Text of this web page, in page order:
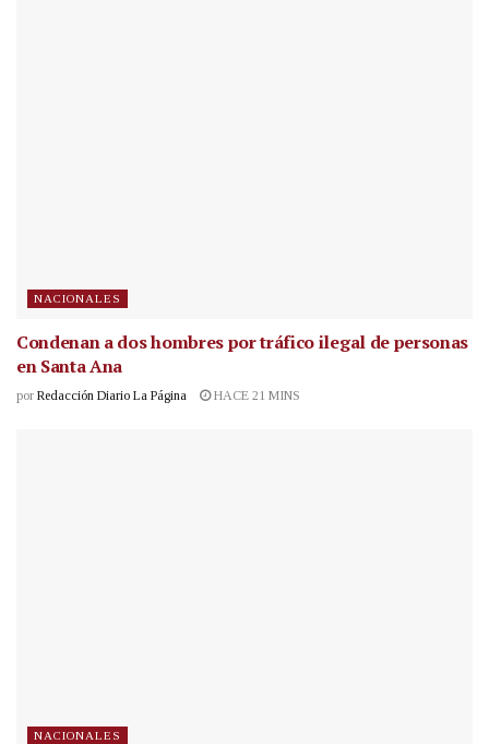
NACIONALES
Condenan a dos hombres por tráfico ilegal de personas
en Santa Ana
por Redacción Diario La Página HACE 21 MINS
NACIONALES